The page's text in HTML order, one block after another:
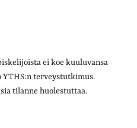
ei koe kuuluvansa
terveystutkimus.
tilanne huolestuttaa.